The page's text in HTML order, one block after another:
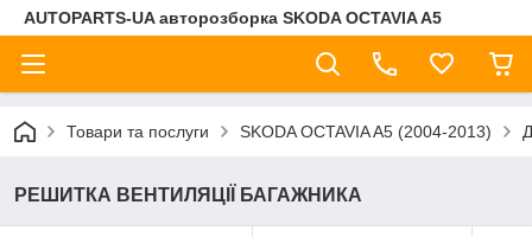
AUTOPARTS-UA авторозборка SKODA OCTAVIA A5
Товари та послуги SKODA OCTAVIA A5 (2004-2013)
РЕШИТКА ВЕНТИЛЯЦІЇ БАГАЖНИКА